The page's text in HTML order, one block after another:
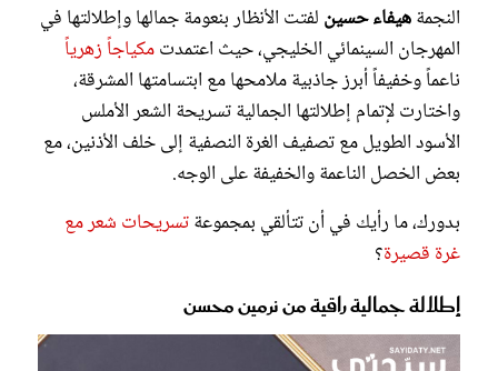
النجمةهيفاء حسين لفتت الأنظار بنعومة جمالها وإطلالتها في
المهرجان السينمائي الخليجي، حيث اعتمدتمكياجاً زهرياً
ناعماً وخفيفاً أبرز جاذبية ملامحها مع ابتسامتها المشرقة،
واختارت لإتمام إطلالتها الجمالية تسريحة الشعر الأملس
الأسود الطويل مع تصفيف الغرة النصفية إلى خلف الأذنين، مع
بعض الخصل الناعمة والخفيفة على الوجه.
بدورك، ما رأيك في أن تتألقي بمجموعةتسريحات شعر مع
غرة قصيرة؟
إطلالة جمالية راقية من نرمين محسن